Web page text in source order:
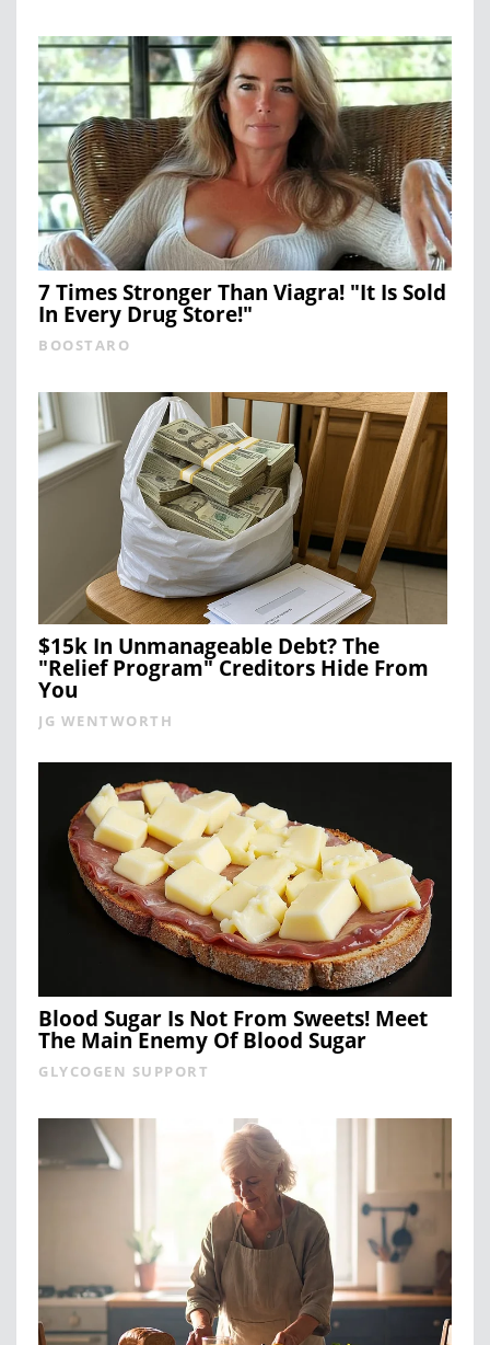
7 Times Stronger Than Viagra! "It Is Sold
In Every Drug Store!"
BOOSTARO
$15k In Unmanageable Debt? The
"Relief Program" Creditors Hide From
You
JG WENTWORTH
Blood Sugar Is Not From Sweets! Meet
The Main Enemy Of Blood Sugar
GLYCOGEN SUPPORT